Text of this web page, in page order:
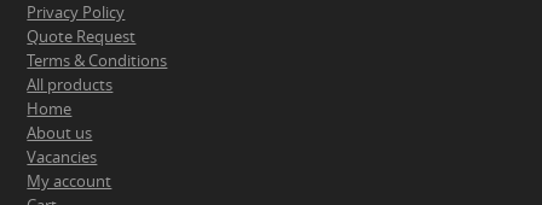
Privacy Policy
Quote Request
Terms & Conditions
All products
Home
About us
Vacancies
My account